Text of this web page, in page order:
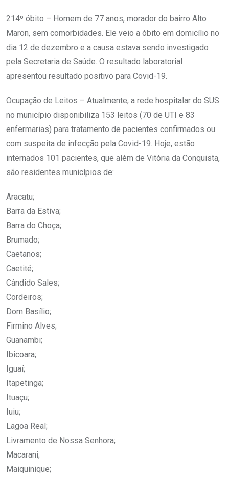
214º óbito – Homem de 77 anos, morador do bairro Alto
Maron, sem comorbidades. Ele veio a óbito em domicílio no
dia 12 de dezembro e a causa estava sendo investigado
pela Secretaria de Saúde. O resultado laboratorial
apresentou resultado positivo para Covid-19.
Ocupação de Leitos – Atualmente, a rede hospitalar do SUS
no município disponibiliza 153 leitos (70 de UTI e 83
enfermarias) para tratamento de pacientes confirmados ou
com suspeita de infecção pela Covid-19. Hoje, estão
internados 101 pacientes, que além de Vitória da Conquista,
são residentes municípios de:
Aracatu;
Barra da Estiva;
Barra do Choça;
Brumado;
Caetanos;
Caetité;
Cândido Sales;
Cordeiros;
Dom Basílio;
Firmino Alves;
Guanambi;
Ibicoara;
Iguaí;
Itapetinga;
Ituaçu;
Iuiu;
Lagoa Real;
Livramento de Nossa Senhora;
Macarani;
Maiquinique;